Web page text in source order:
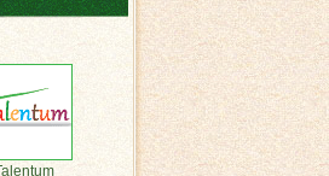
Talentum